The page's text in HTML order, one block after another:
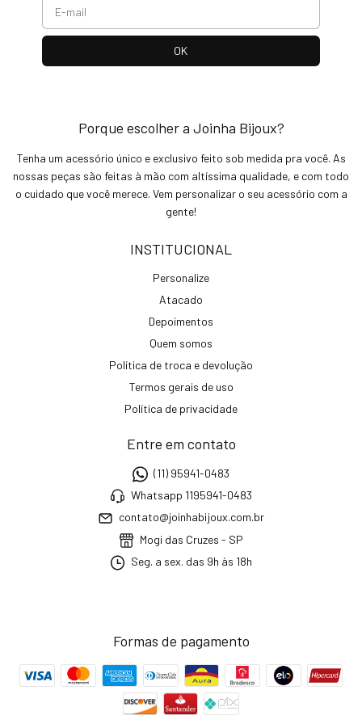
Porque escolher a Joinha Bijoux?
Tenha um acessório único e exclusivo feito sob medida pra você. As
nossas peças são feitas à mão com altíssima qualidade, e com todo
o cuidado que você merece. Vem personalizar o seu acessório com a
gente!
INSTITUCIONAL
Personalize
Atacado
Depoimentos
Quem somos
Política de troca e devolução
Termos gerais de uso
Política de privacidade
Entre em contato
(11) 95941-0483
Whatsapp 1195941-0483
contato@joinhabijoux.com.br
Mogi das Cruzes - SP
Seg. a sex. das 9h às 18h
Formas de pagamento